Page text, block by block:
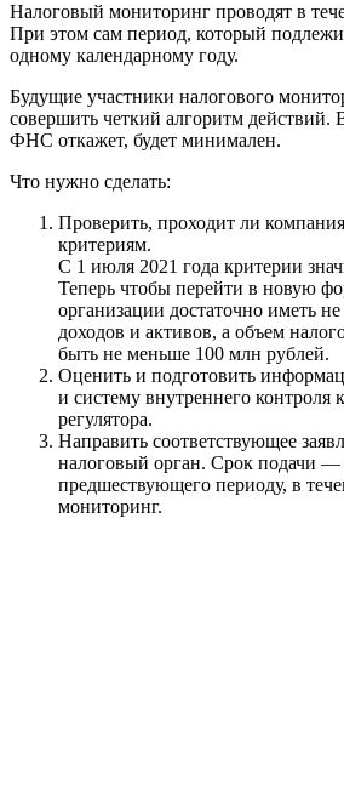
Налоговый мониторинг проводят в
При этом сам период, который
одному календарному году.
Будущие участники налогового
совершить четкий алгоритм действий.
ФНС откажет, будет минимален.
Что нужно сделать:
Проверить, проходит ли
критериям.
С 1 июля 2021 года критерии
Теперь чтобы перейти в новую
организации достаточно иметь
доходов и активов, а объем
быть не меньше 100 млн рублей.
Оценить и подготовить
и систему внутреннего контроля
регулятора.
Направить соответствующее
налоговый орган. Срок подачи —
предшествующего периоду, в
мониторинг.